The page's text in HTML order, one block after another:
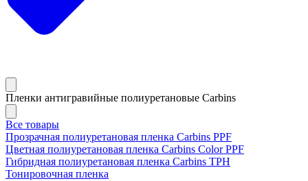
Пленки антигравийные полиуретановые Carbins
Все товары
Прозрачная полиуретановая пленка Carbins PPF
Цветная полиуретановая пленка Carbins Color PPF
Гибридная полиуретановая пленка Carbins TPH
Тонировочная пленка